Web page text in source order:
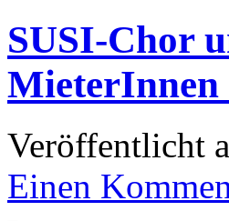
SUSI-Chor
MieterInnen
Veröffentlicht
Einen